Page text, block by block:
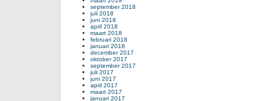
september 2018
juli 2018
juni 2018
april 2018
maart 2018
februari 2018
januari 2018
december 2017
oktober 2017
september 2017
juli 2017
juni 2017
april 2017
maart 2017
januari 2017